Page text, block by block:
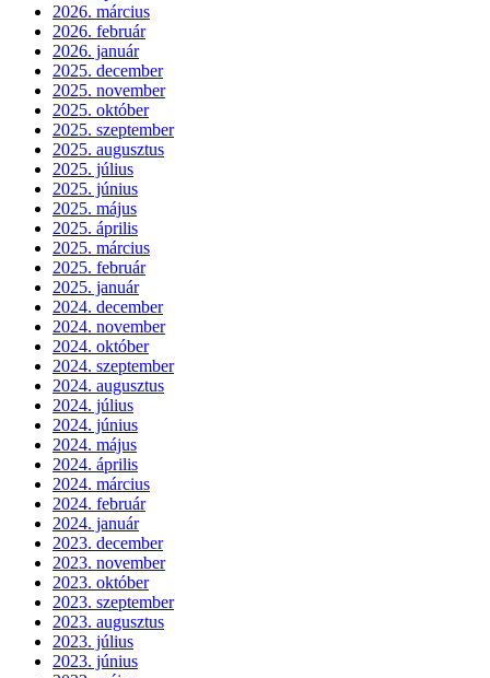
2026. március
2026. február
2026. január
2025. december
2025. november
2025. október
2025. szeptember
2025. augusztus
2025. július
2025. június
2025. május
2025. április
2025. március
2025. február
2025. január
2024. december
2024. november
2024. október
2024. szeptember
2024. augusztus
2024. július
2024. június
2024. május
2024. április
2024. március
2024. február
2024. január
2023. december
2023. november
2023. október
2023. szeptember
2023. augusztus
2023. július
2023. június